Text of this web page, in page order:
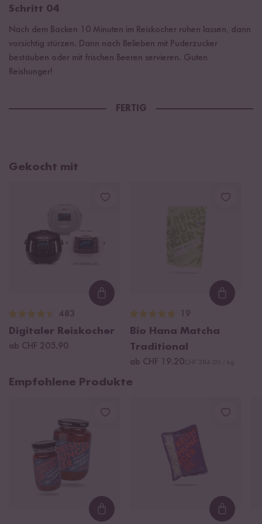
Schritt 04
Nach dem Backen 10 Minuten im Reiskocher ruhen lassen, dann
vorsichtig stürzen. Dann nach Belieben mit Puderzucker
bestäuben oder mit frischen Beeren servieren. Guten
Reishunger!
FERTIG
Gekocht mit
Loading...
483
Digitaler Reiskocher
ab CHF 205.90
19
Bio Hana Matcha
Traditional
ab CHF 19.20CHF 384.00 / kg
Empfohlene Produkte
Loading...